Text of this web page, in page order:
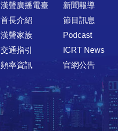
漢聲廣播電臺
首長介紹
漢聲家族
交通指引
頻率資訊
新聞報導
節目訊息
Podcast
ICRT News
官網公告